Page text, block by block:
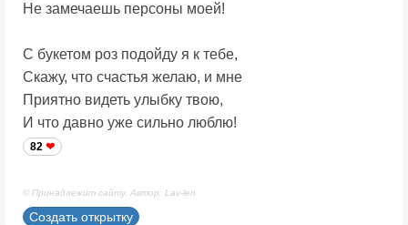
Не замечаешь персоны моей!
С букетом роз подойду я к тебе,
Скажу, что счастья желаю, и мне
Приятно видеть улыбку твою,
И что давно уже сильно люблю!
82
© Принадлежит сайту. Автор: Lav-len
Создать открытку